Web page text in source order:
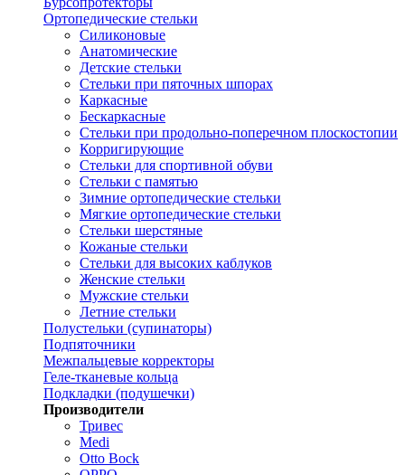
Ортопедические стельки
Силиконовые
Анатомические
Детские стельки
Стельки при пяточных шпорах
Каркасные
Бескаркасные
Стельки при продольно-поперечном плоскостопии
Корригирующие
Стельки для спортивной обуви
Стельки с памятью
Зимние ортопедические стельки
Мягкие ортопедические стельки
Стельки шерстяные
Кожаные стельки
Стельки для высоких каблуков
Женские стельки
Мужские стельки
Летние стельки
Полустельки (супинаторы)
Подпяточники
Межпальцевые корректоры
Геле-тканевые кольца
Подкладки (подушечки)
Производители
Тривес
Medi
Otto Bock